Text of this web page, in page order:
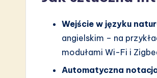
Wejście w języku
angielskim – na
modułami Wi-Fi i
Automatyczna